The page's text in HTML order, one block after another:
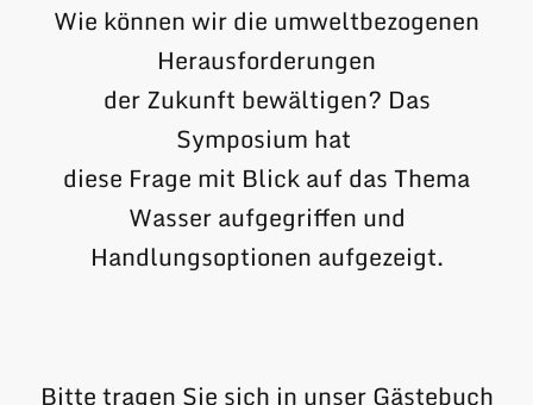
Wie können wir die umweltbezogenen
Herausforderungen
der Zukunft bewältigen? Das
Symposium hat
diese Frage mit Blick auf das Thema
Wasser aufgegriffen und
Handlungsoptionen aufgezeigt.
Bitte tragen Sie sich in unser Gästebuch